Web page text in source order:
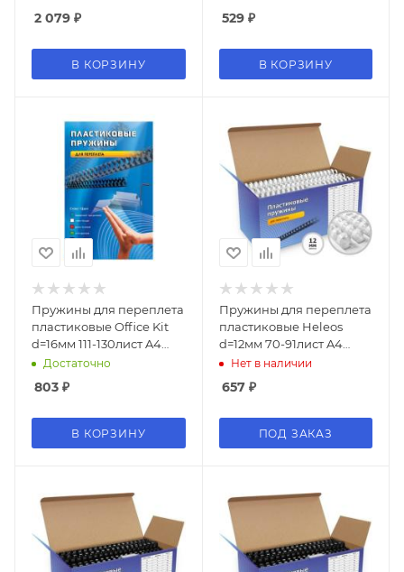
2 079 ₽
В КОРЗИНУ
529₽
В КОРЗИНУ
Пружины для переплета
пластиковые Office Kit
d=16мм 111-130лист A4
черный (100шт) BP2050
Достаточно
803 ₽
В КОРЗИНУ
Пружины для переплета
пластиковые Heleos
d=12мм 70-91лист A4
белый (100шт) BCA4-12W
Нет в наличии
657₽
ПОД ЗАКАЗ